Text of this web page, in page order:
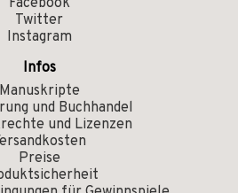
Facebook
Twitter
Instagram
Infos
Manuskripte
und Buchhandel
und Lizenzen
Preise